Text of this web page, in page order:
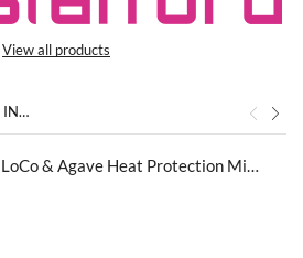
View all products
IN…
CoCo LoCo & Agave Heat Protection Mist